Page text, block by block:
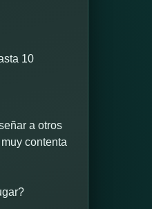
10
a otros
contenta